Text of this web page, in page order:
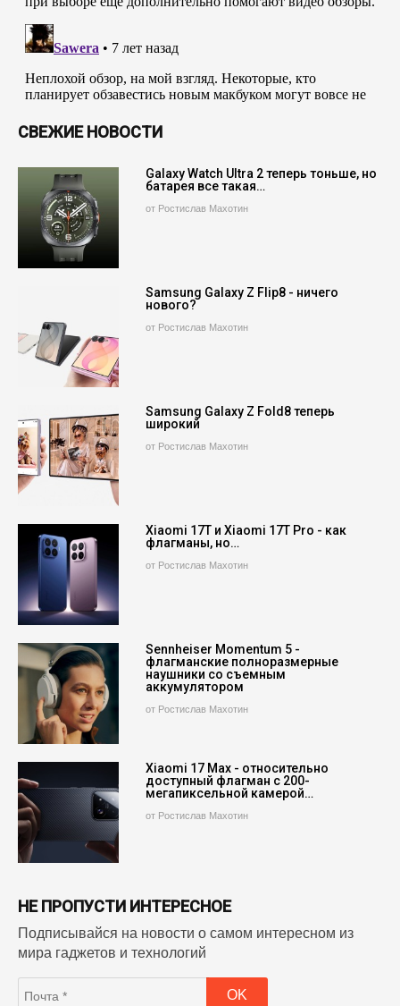
СВЕЖИЕ НОВОСТИ
Galaxy Watch Ultra 2 теперь тоньше, но
батарея все такая…
от Ростислав Махотин
Samsung Galaxy Z Flip8 - ничего
нового?
от Ростислав Махотин
Samsung Galaxy Z Fold8 теперь
широкий
от Ростислав Махотин
Xiaomi 17T и Xiaomi 17T Pro - как
флагманы, но…
от Ростислав Махотин
Sennheiser Momentum 5 -
флагманские полноразмерные
наушники со съемным
аккумулятором
от Ростислав Махотин
Xiaomi 17 Max - относительно
доступный флагман с 200-
мегапиксельной камерой…
от Ростислав Махотин
НЕ ПРОПУСТИ ИНТЕРЕСНОЕ
Подписывайся на новости о самом интересном из
мира гаджетов и технологий